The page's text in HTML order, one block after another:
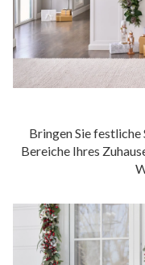
Bringen Sie
Bereiche Ihres